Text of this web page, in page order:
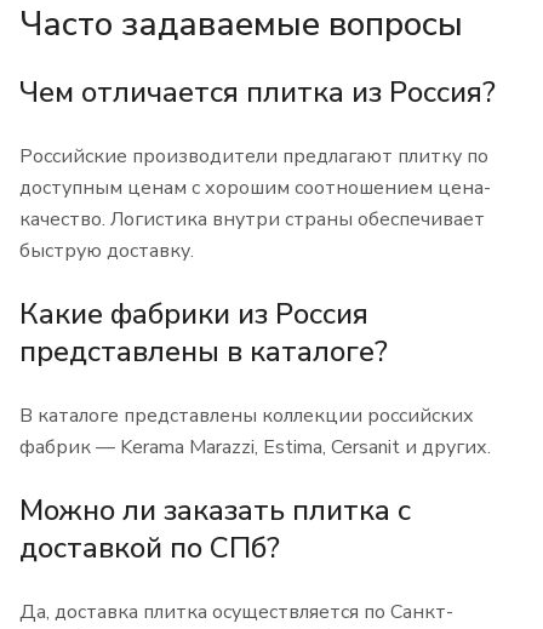
Часто задаваемые вопросы
Чем отличается плитка из Россия?
Российские производители предлагают плитку по
доступным ценам с хорошим соотношением цена-
качество. Логистика внутри страны обеспечивает
быструю доставку.
Какие фабрики из Россия
представлены в каталоге?
В каталоге представлены коллекции российских
фабрик — Kerama Marazzi, Estima, Cersanit и других.
Можно ли заказать плитка с
доставкой по СПб?
Да, доставка плитка осуществляется по Санкт-